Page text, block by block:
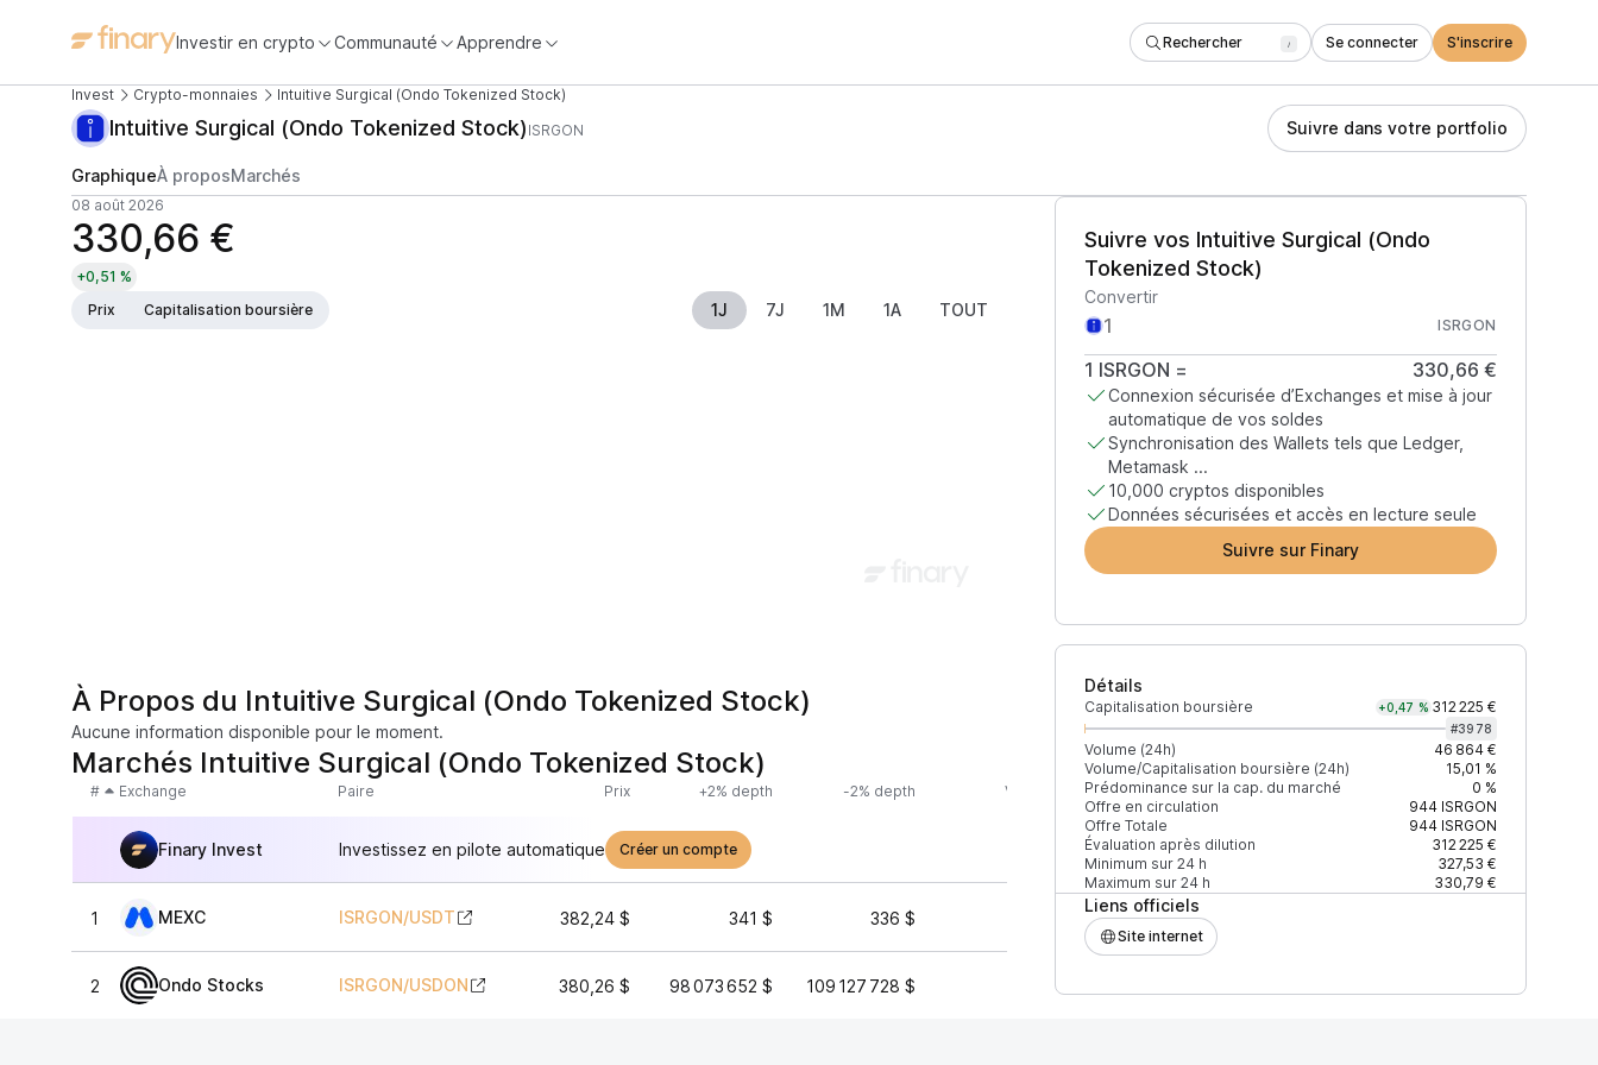
Investir en crypto Communauté Apprendre Rechercher / Se connecter S'inscrire
Invest Crypto-monnaies Intuitive Surgical (Ondo Tokenized Stock)
Intuitive Surgical (Ondo Tokenized Stock) ISRGON Suivre dans votre portfolio
GraphiqueÀ proposMarchés
08 août 2026
330,66 €
+0,51 %
Prix
Capitalisation boursière 1J 7J 1M 1A TOUT
Suivre vos Intuitive Surgical (Ondo
Tokenized Stock)
Convertir
ISRGON
1 ISRGON = 330,66 €
Connexion sécurisée d’Exchanges et mise à jour
automatique de vos soldes
Synchronisation des Wallets tels que Ledger,
Metamask ...
10,000 cryptos disponibles
Données sécurisées et accès en lecture seule
Suivre sur Finary
Détails
Capitalisation boursière +0,47 % 312 225 €
#3978
Volume (24h)
46 864 €
Volume/Capitalisation boursière (24h)
15,01 %
Prédominance sur la cap. du marché
0 %
Offre en circulation
944ISRGON
Offre Totale
944ISRGON
Évaluation après dilution
312 225 €
Minimum sur 24 h
327,53 €
Maximum sur 24 h
330,79 €
Liens officiels
Site internet
À Propos du Intuitive Surgical (Ondo Tokenized Stock)
Aucune information disponible pour le moment.
Marchés Intuitive Surgical (Ondo Tokenized Stock)
# Exchange Paire Prix +2% depth -2% depth Volume (24h) % du volume Confiance Mis à jour
Finary Invest Investissez en pilote automatique Créer un compte
1 MEXC ISRGON/USDT 382,24 $ 341 $ 336 $ 54 059 $ 99,79 %
2 Ondo Stocks ISRGON/USDON 380,26 $ 98 073 652 $ 109 127 728 $ 116 $ Récemment